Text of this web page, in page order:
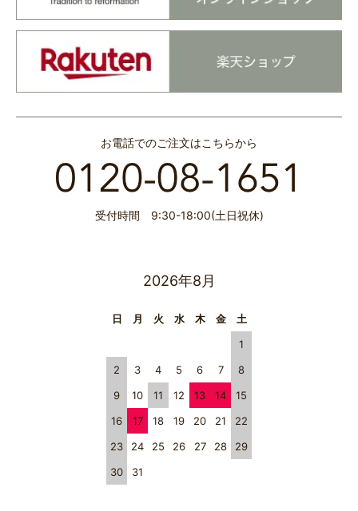
お電話でのご注文はこちらから
受付時間 9:30-18:00(土日祝休)
2026年8月
日 月 火 水 木 金
土
1
2
3 4 5 6 7
8
9
10 11 12 13 14
15
16
17 18 19 20 21
22
23
24 25 26 27 28
29
30
31